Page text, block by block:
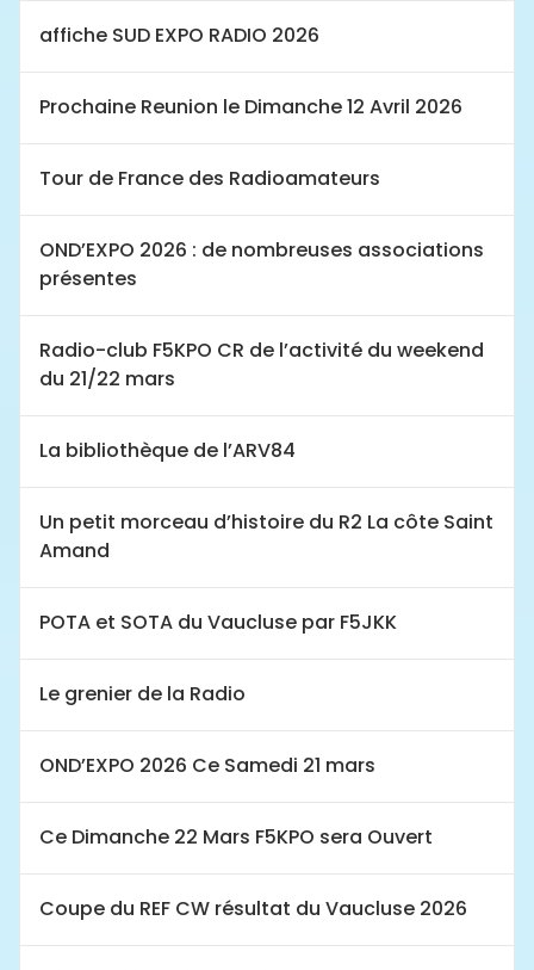
affiche SUD EXPO RADIO 2026
Prochaine Reunion le Dimanche 12 Avril 2026
Tour de France des Radioamateurs
OND’EXPO 2026 : de nombreuses associations
présentes
Radio-club F5KPO CR de l’activité du weekend
du 21/22 mars
La bibliothèque de l’ARV84
Un petit morceau d’histoire du R2 La côte Saint
Amand
POTA et SOTA du Vaucluse par F5JKK
Le grenier de la Radio
OND’EXPO 2026 Ce Samedi 21 mars
Ce Dimanche 22 Mars F5KPO sera Ouvert
Coupe du REF CW résultat du Vaucluse 2026